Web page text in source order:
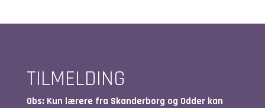
TILMELDING
Obs: Kun lærere fra Skanderborg og Odder kan